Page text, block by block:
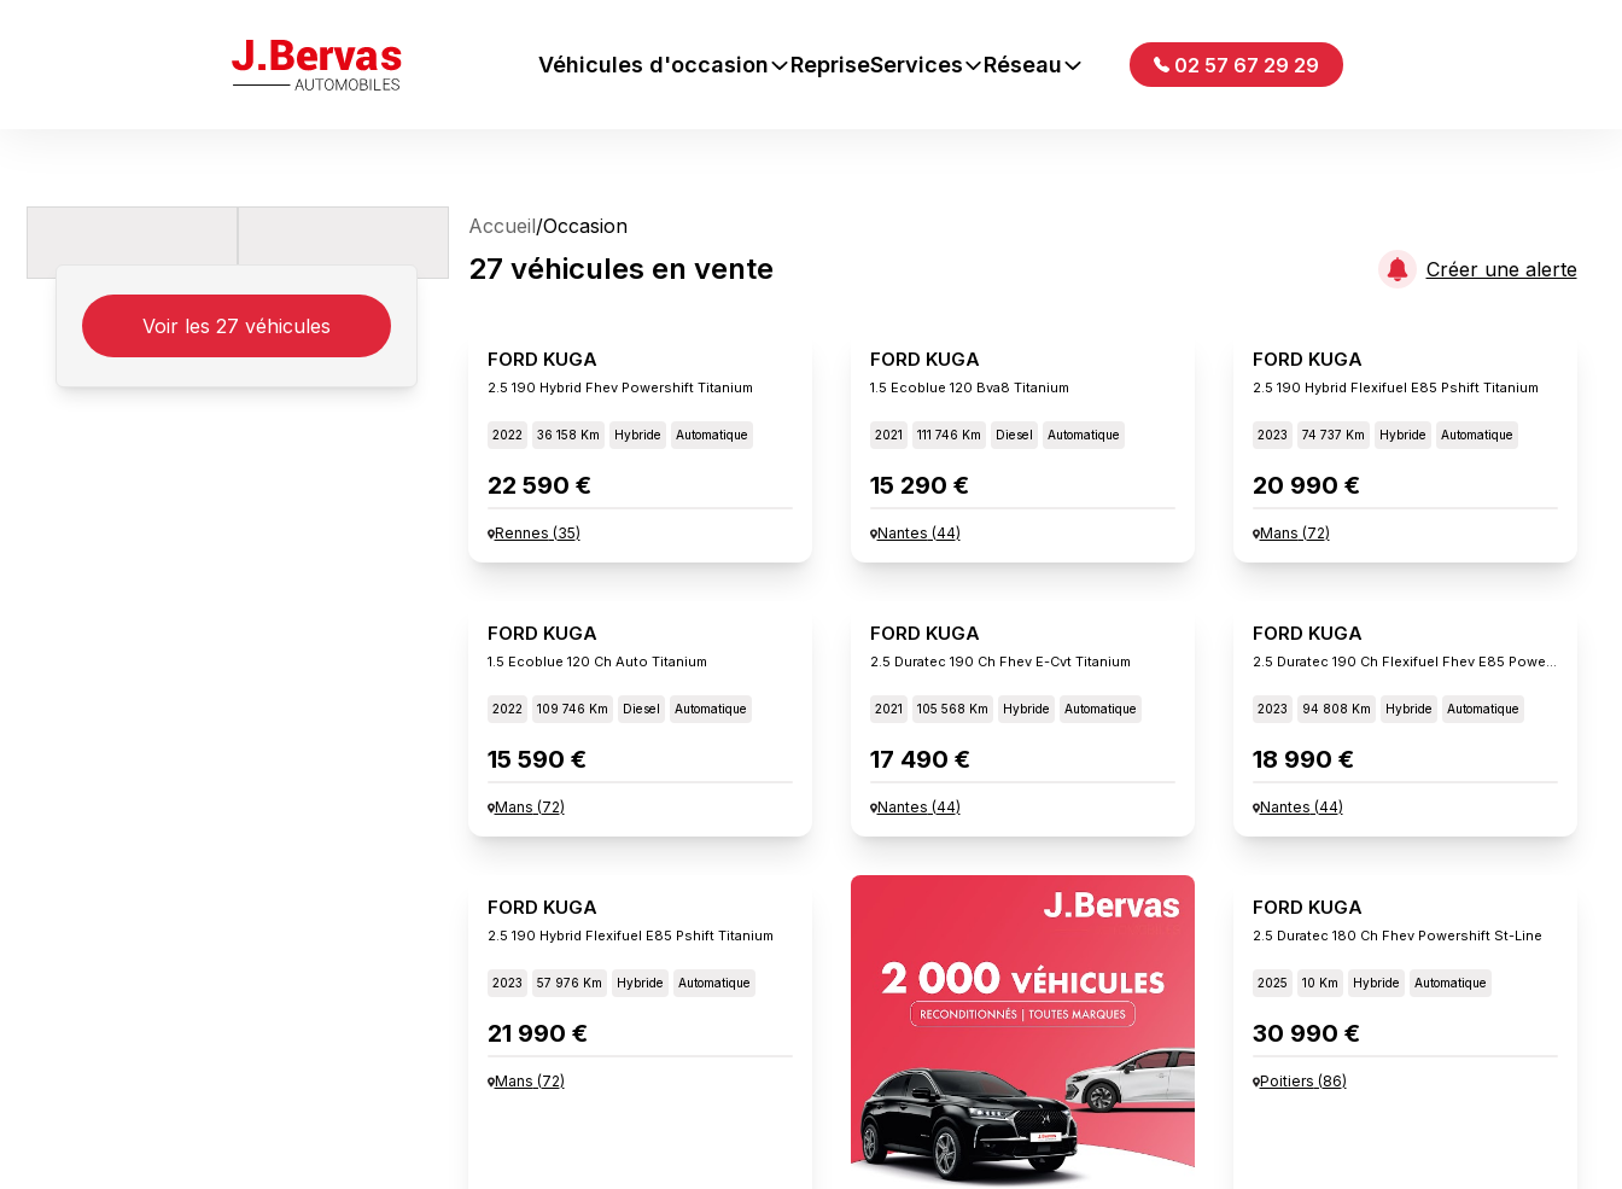
J.Bervas Véhicules d'occasion RepriseServices Réseau 02 57 67 29 29
Voir les 27 véhicules
Accueil/Occasion
27 véhicules en vente Créer une alerte
FORD KUGA
2.5 190 Hybrid Fhev Powershift Titanium
2022 36 158 Km Hybride Automatique
22 590 €
Rennes (35)
FORD KUGA
1.5 Ecoblue 120 Bva8 Titanium
2021 111 746 Km Diesel Automatique
15 290 €
Nantes (44)
FORD KUGA
2.5 190 Hybrid Flexifuel E85 Pshift Titanium
2023 74 737 Km Hybride Automatique
20 990 €
Mans (72)
FORD KUGA
1.5 Ecoblue 120 Ch Auto Titanium
2022 109 746 Km Diesel Automatique
15 590 €
Mans (72)
FORD KUGA
2.5 Duratec 190 Ch Fhev E-Cvt Titanium
2021 105 568 Km Hybride Automatique
17 490 €
Nantes (44)
FORD KUGA
2.5 Duratec 190 Ch Flexifuel Fhev E85 Powershift Titani
2023 94 808 Km Hybride Automatique
18 990 €
Nantes (44)
FORD KUGA
2.5 190 Hybrid Flexifuel E85 Pshift Titanium
2023 57 976 Km Hybride Automatique
21 990 €
Mans (72)
FORD KUGA
2.5 Duratec 180 Ch Fhev Powershift St-Line
2025 10 Km Hybride Automatique
30 990 €
Poitiers (86)